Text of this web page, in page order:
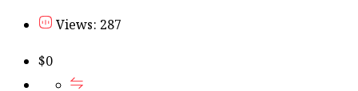
Views: 287
$0